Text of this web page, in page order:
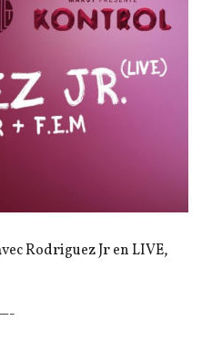
Rodriguez Jr en LIVE,